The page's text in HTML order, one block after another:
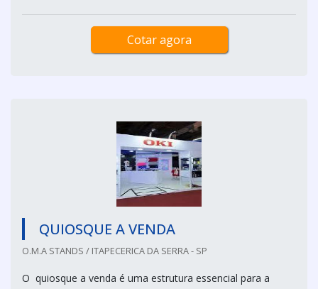
Cotar agora
QUIOSQUE A VENDA
O.M.A STANDS / ITAPECERICA DA SERRA - SP
O quiosque a venda é uma estrutura essencial para a